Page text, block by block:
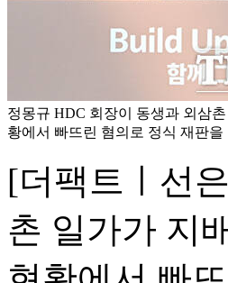
정몽규 HDC 회장이 동생과 외삼
황에서 빠뜨린 혐의로 정식 재판
[더팩트ㅣ선
촌 일가가 지